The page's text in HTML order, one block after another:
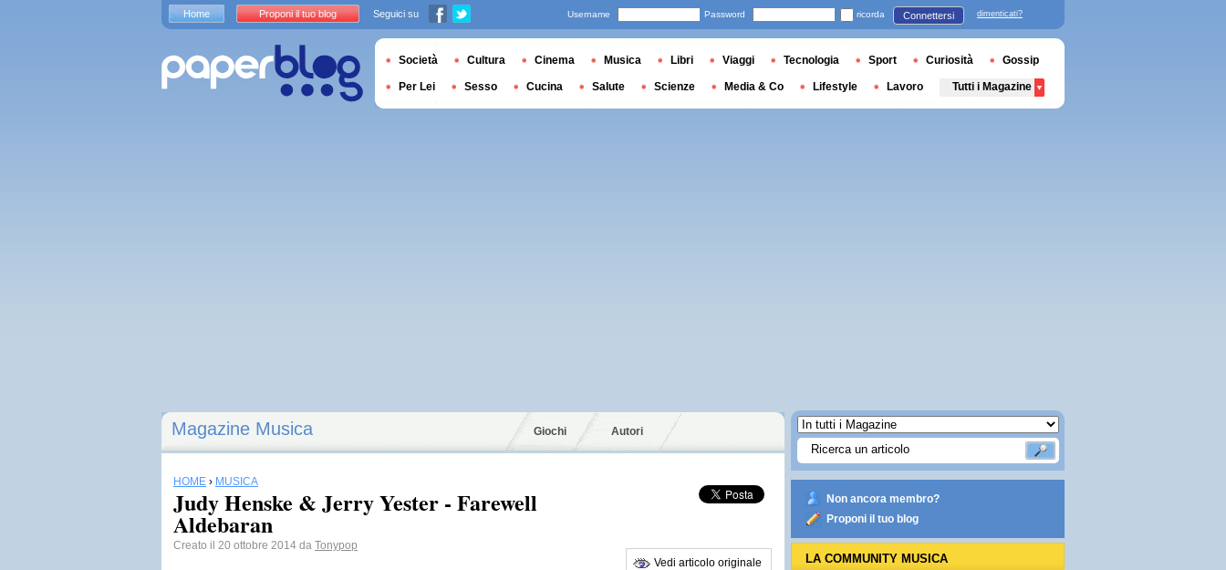
Magazine Musica Giochi Autori
HOME › MUSICA
Judy Henske & Jerry Yester - Farewell
Aldebaran
Creato il 20 ottobre 2014 da Tonypop
Vedi articolo originale
Non ancora membro?
Proponi il tuo blog
LA COMMUNITY MUSICA
Home Proponi il tuo blog Seguici su Username Password ricorda Connettersi dimenticati?
Società Cultura Cinema Musica Libri Viaggi Tecnologia Sport Curiosità Gossip
Per Lei Sesso Cucina Salute Scienze Media & Co Lifestyle Lavoro Tutti i Magazine